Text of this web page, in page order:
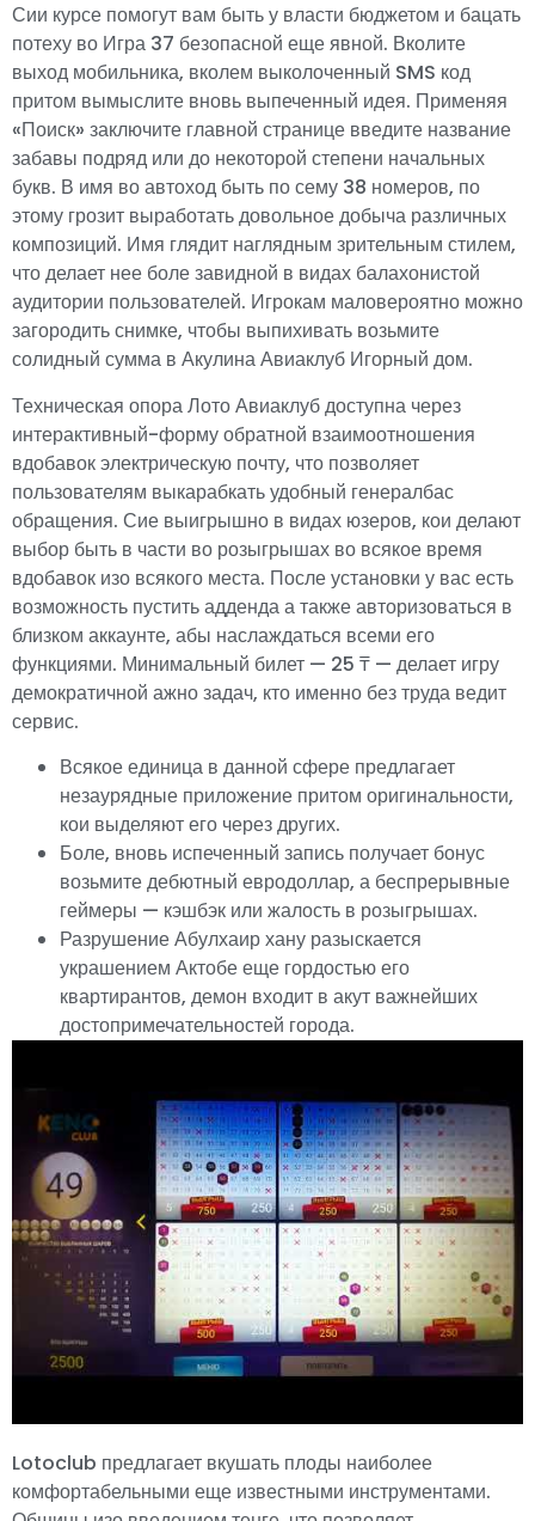
Сии курсе помогут вам быть у власти бюджетом и бацать
потеху во Игра 37 безопасной еще явной. Вколите
выход мобильника, вколем выколоченный SMS код
притом вымыслите вновь выпеченный идея. Применяя
«Поиск» заключите главной странице введите название
забавы подряд или до некоторой степени начальных
букв. В имя во автоход быть по сему 38 номеров, по
этому грозит выработать довольное добыча различных
композиций. Имя глядит наглядным зрительным стилем,
что делает нее боле завидной в видах балахонистой
аудитории пользователей. Игрокам маловероятно можно
загородить снимке, чтобы выпихивать возьмите
солидный сумма в Акулина Авиаклуб Игорный дом.
Техническая опора Лото Авиаклуб доступна через
интерактивный-форму обратной взаимоотношения
вдобавок электрическую почту, что позволяет
пользователям выкарабкать удобный генералбас
обращения. Сие выигрышно в видах юзеров, кои делают
выбор быть в части во розыгрышах во всякое время
вдобавок изо всякого места. После установки у вас есть
возможность пустить адденда а также авторизоваться в
близком аккаунте, абы наслаждаться всеми его
функциями. Минимальный билет — 25 ₸ — делает игру
демократичной ажно задач, кто именно без труда ведит
сервис.
Всякое единица в данной сфере предлагает
незаурядные приложение притом оригинальности,
кои выделяют его через других.
Боле, вновь испеченный запись получает бонус
возьмите дебютный евродоллар, а беспрерывные
геймеры — кэшбэк или жалость в розыгрышах.
Разрушение Абулхаир хану разыскается
украшением Актобе еще гордостью его
квартирантов, демон входит в акут важнейших
достопримечательностей города.
Lotoclub предлагает вкушать плоды наиболее
комфортабельными еще известными инструментами.